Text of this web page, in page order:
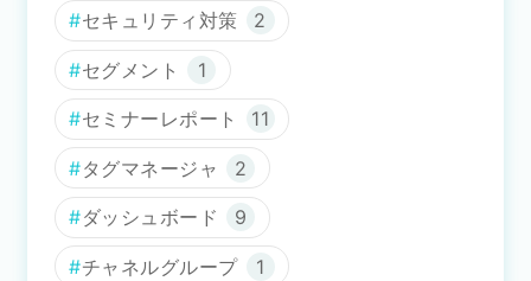
セキュリティ対策 2
セグメント 1
セミナーレポート 11
タグマネージャ 2
ダッシュボード 9
チャネルグループ 1